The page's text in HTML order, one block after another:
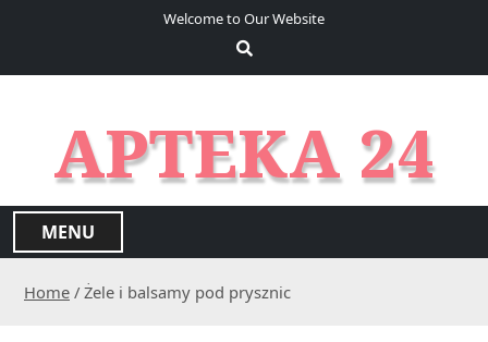
Welcome to Our Website
APTEKA 24
MENU
Home / Żele i balsamy pod prysznic